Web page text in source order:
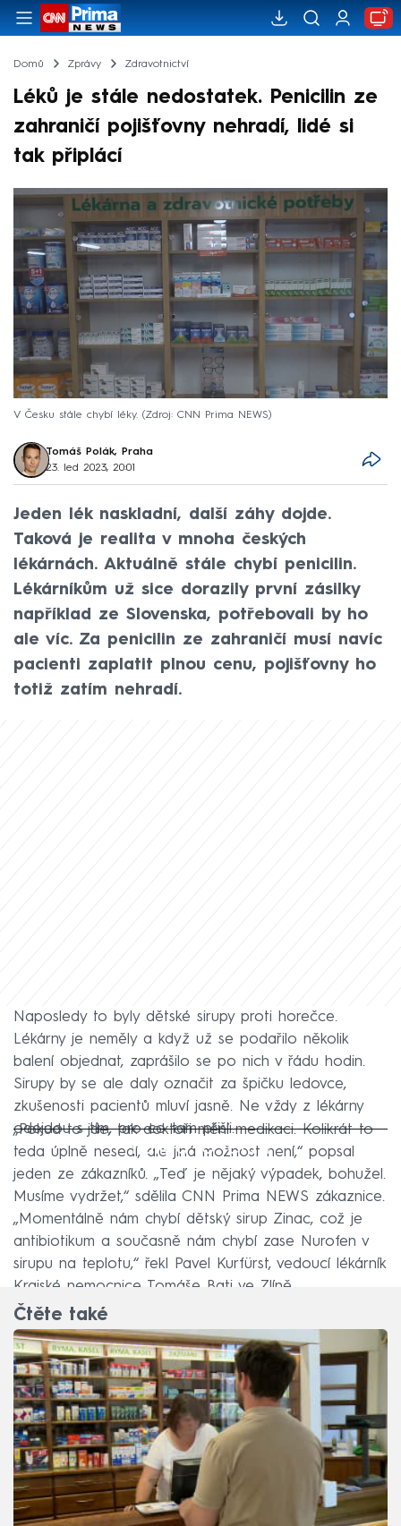
Domů Zprávy Zdravotnictví
Léků je stále nedostatek. Penicilin ze
zahraničí pojišťovny nehradí, lidé si
tak připlácí
V Česku stále chybí léky. Zdroj: CNN Prima NEWS
Tomáš Polák, Praha
23. led 2023, 20:01
Jeden lék naskladní, další záhy dojde.
Taková je realita v mnoha českých
lékárnách. Aktuálně stále chybí penicilin.
Lékárníkům už sice dorazily první zásilky
například ze Slovenska, potřebovali by ho
ale víc. Za penicilin ze zahraničí musí navíc
pacienti zaplatit plnou cenu, pojišťovny ho
totiž zatím nehradí.
Naposledy to byly dětské sirupy proti horečce.
Lékárny je neměly a když už se podařilo několik
balení objednat, zaprášilo se po nich v řádu hodin.
Sirupy by se ale daly označit za špičku ledovce,
zkušenosti pacientů mluví jasně. Ne vždy z lékárny
odejdou s tím, pro co tam přišli.
Failed to fetch
„Pokud to jde, tak doktoři mění medikaci. Kolikrát to
teda úplně nesedí, ale jiná možnost není,“ popsal
jeden ze zákazníků. „Teď je nějaký výpadek, bohužel.
Musíme vydržet,“ sdělila CNN Prima NEWS zákaznice.
„Momentálně nám chybí dětský sirup Zinac, což je
antibiotikum a současně nám chybí zase Nurofen v
sirupu na teplotu,“ řekl Pavel Kurfürst, vedoucí lékárník
Krajské nemocnice Tomáše Bati ve Zlíně.
Čtěte také